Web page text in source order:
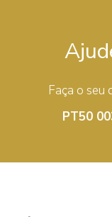
Faça o seu
PT50